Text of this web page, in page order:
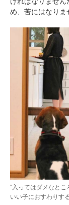
め、苦にはなりま
“入ってはダメなと
いい子におすわりす